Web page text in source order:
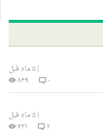
|۵ ماه قبل
۰
۸۴۹
|۵ ماه قبل
۲
۶۳۱